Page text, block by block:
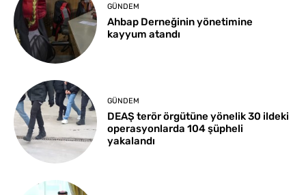
GÜNDEM
Ahbap Derneğinin yönetimine
kayyum atandı
GÜNDEM
DEAŞ terör örgütüne yönelik 30 ildeki
operasyonlarda 104 şüpheli
yakalandı